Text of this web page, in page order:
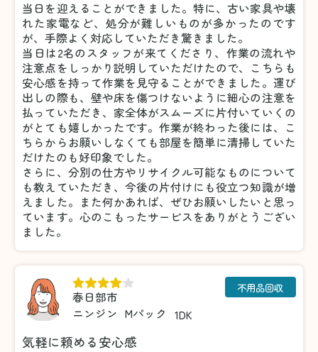
当日を迎えることができました。特に、古い家具や壊
れた家電など、処分が難しいものが多かったのです
が、手際よく対応していただき驚きました。
当日は2名のスタッフが来てくださり、作業の流れや
注意点をしっかり説明していただけたので、こちらも
安心感を持って作業を見守ることができました。運び
出しの際も、壁や床を傷つけないように細心の注意を
払っていただき、家全体がスムーズに片付いていくの
がとても嬉しかったです。作業が終わった後には、こ
ちらからお願いしなくても部屋を簡単に清掃していた
だけたのも好印象でした。
さらに、分別の仕方やリサイクル可能なものについて
も教えていただき、今後の片付けにも役立つ知識が増
えました。また何かあれば、ぜひお願いしたいと思っ
ています。心のこもったサービスをありがとうござい
ました。
春日部市
ニンジン Mパック 1DK
不用品回収
気軽に頼める安心感